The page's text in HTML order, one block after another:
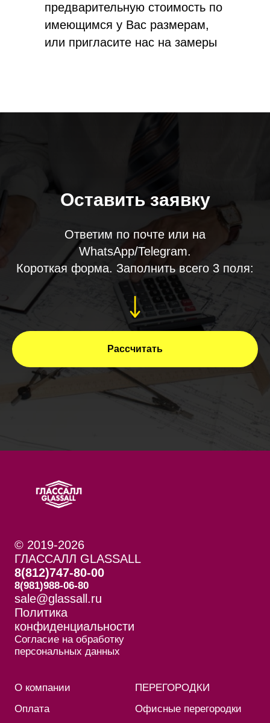
предварительную стоимость по
имеющимся у Вас размерам,
или пригласите нас на замеры
Оставить заявку
Ответим по почте или на
WhatsApp/Telegram.
Короткая форма. Заполнить всего 3 поля:
Рассчитать
© 2019-2026
ГЛАССАЛЛ GLASSALL
8(812)747-80-00
8(981)988-06-80
sale@glassall.ru
Политика
конфиденциальности
Согласие на обработку
персональных данных
О компании
Оплата
ПЕРЕГОРОДКИ
Офисные перегородки